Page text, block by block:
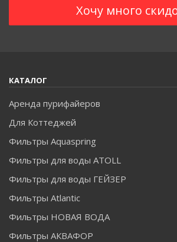
КАТАЛОГ
Аренда пурифайеров
Для Коттеджей
Фильтры Aquaspring
Фильтры для воды ATOLL
Фильтры для воды ГЕЙЗЕР
Фильтры Atlantic
Фильтры НОВАЯ ВОДА
Фильтры АКВАФОР